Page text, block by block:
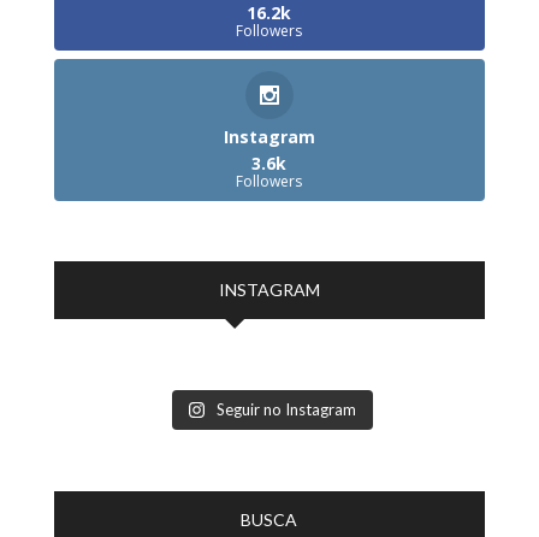
16.2k
Followers
Instagram
3.6k
Followers
INSTAGRAM
Seguir no Instagram
BUSCA